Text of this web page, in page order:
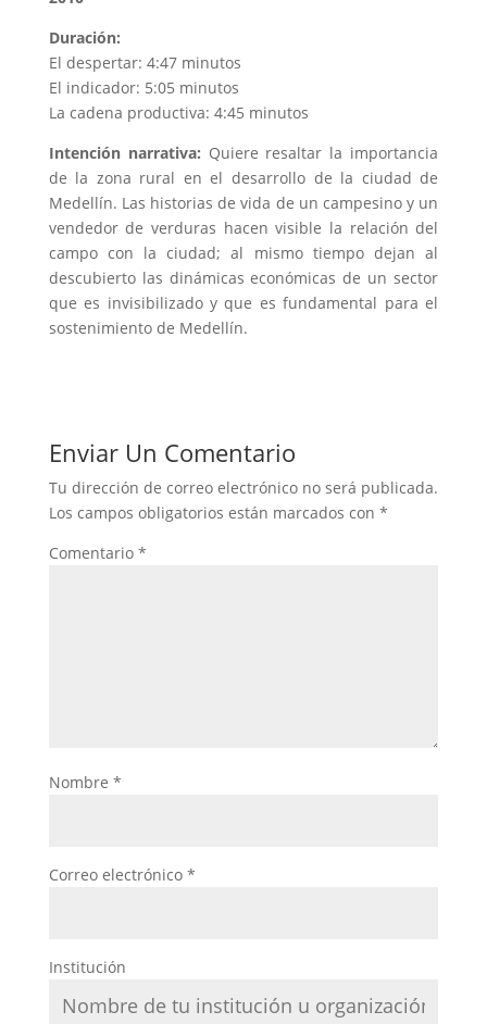
Duración:
El despertar: 4:47 minutos
El indicador: 5:05 minutos
La cadena productiva: 4:45 minutos
Intención narrativa: Quiere resaltar la importancia
de la zona rural en el desarrollo de la ciudad de
Medellín. Las historias de vida de un campesino y un
vendedor de verduras hacen visible la relación del
campo con la ciudad; al mismo tiempo dejan al
descubierto las dinámicas económicas de un sector
que es invisibilizado y que es fundamental para el
sostenimiento de Medellín.
Enviar Un Comentario
Tu dirección de correo electrónico no será publicada.
Los campos obligatorios están marcados con *
Comentario *
Nombre *
Correo electrónico *
Institución